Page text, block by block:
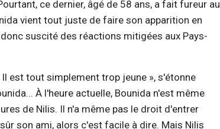
ce dernier, âgé de 58 ans, a fait fureur au
vient tout juste de faire son apparition en
suscité des réactions mitigées aux Pays-
est tout simplement trop jeune », s'étonne
À l'heure actuelle, Bounida n'est même
de Nilis. Il n'a même pas le droit d'entrer
son ami, alors c'est facile à dire. Mais Nilis